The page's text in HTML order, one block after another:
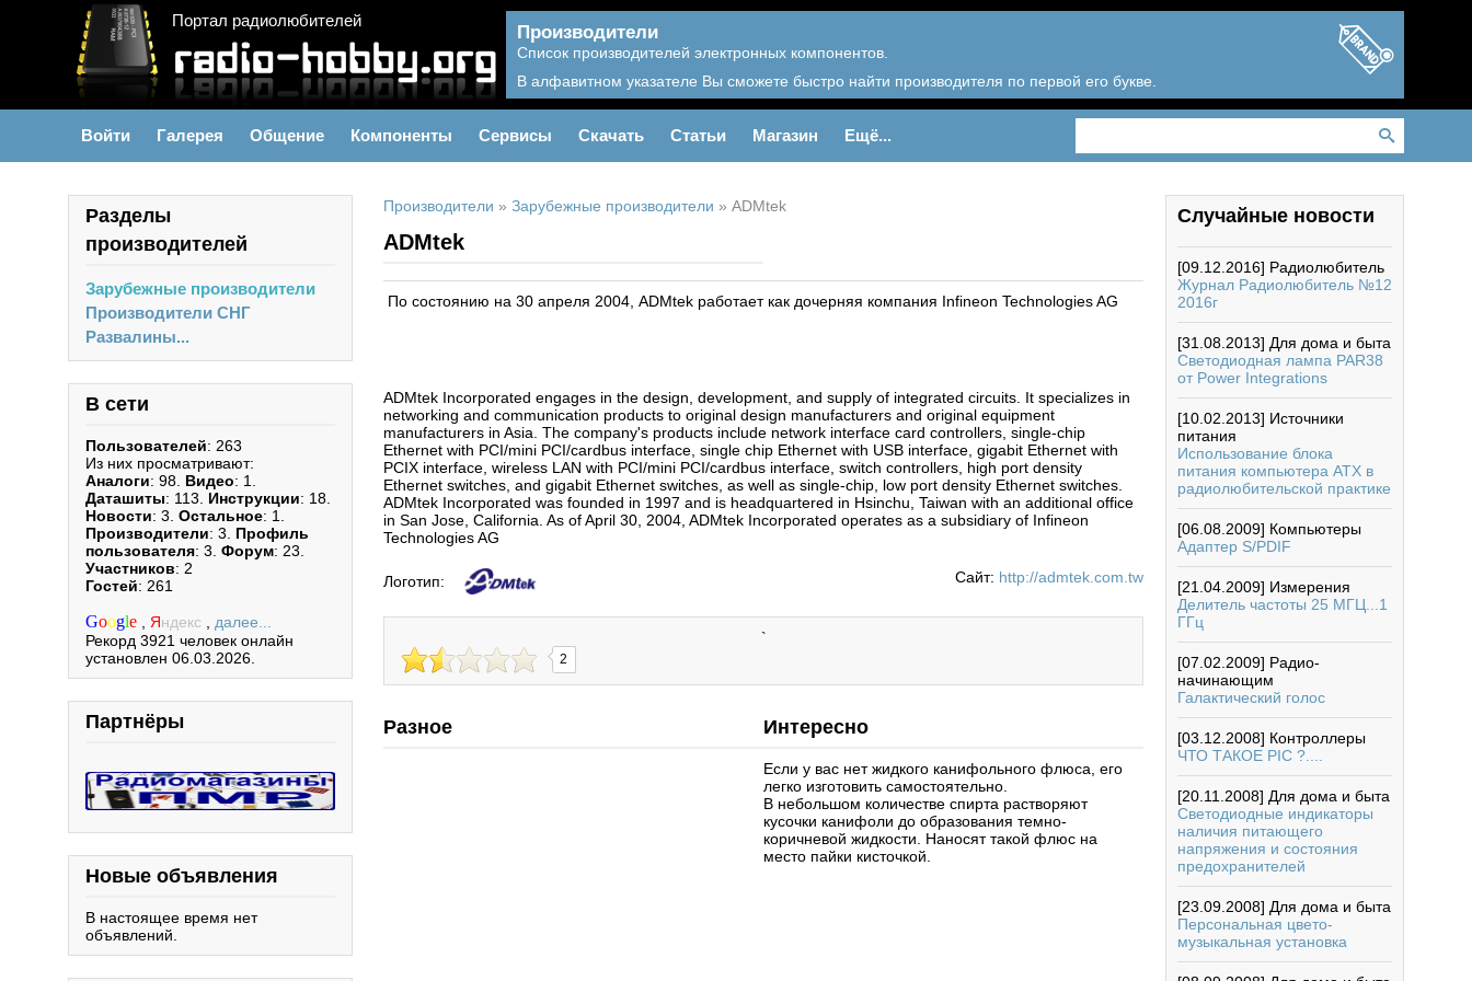
Портал радиолюбителей
Производители
Список производителей электронных компонентов.
В алфавитном указателе Вы сможете быстро найти производителя по первой его букве.
Войти Галерея Общение Компоненты Сервисы Скачать Статьи Магазин Ещё...
Разделы
производителей
Зарубежные производители
Производители СНГ
Развалины...
В сети
Пользователей: 263
Из них просматривают:
Аналоги: 98. Видео: 1.
Даташиты: 113. Инструкции: 18.
Новости: 3. Остальное: 1.
Производители: 3. Профиль
пользователя: 3. Форум: 23.
Участников: 2
Гостей: 261
Google Яндекс
далее...
Рекорд 3921 человек онлайн
установлен 06.03.2026.
Партнёры
Новые объявления
В настоящее время нет
объявлений.
Производители » Зарубежные производители » ADMtek
ADMtek
По состоянию на 30 апреля 2004, ADMtek работает как дочерняя компания Infineon Technologies AG
ADMtek Incorporated engages in the design, development, and supply of integrated circuits. It specializes in
networking and communication products to original design manufacturers and original equipment
manufacturers in Asia. The company's products include network interface card controllers, single-chip
Ethernet with PCI/mini PCI/cardbus interface, single chip Ethernet with USB interface, gigabit Ethernet with
PCIX interface, wireless LAN with PCI/mini PCI/cardbus interface, switch controllers, high port density
Ethernet switches, and gigabit Ethernet switches, as well as single-chip, low port density Ethernet switches.
ADMtek Incorporated was founded in 1997 and is headquartered in Hsinchu, Taiwan with an additional office
in San Jose, California. As of April 30, 2004, ADMtek Incorporated operates as a subsidiary of Infineon
Technologies AG
Логотип: Сайт: http://admtek.com.tw
`
2
Разное Интересно
Если у вас нет жидкого канифольного флюса, его
легко изготовить самостоятельно.
В небольшом количестве спирта растворяют
кусочки канифоли до образования темно-
коричневой жидкости. Наносят такой флюс на
место пайки кисточкой.
Случайные новости
[09.12.2016] Радиолюбитель
Журнал Радиолюбитель №12
2016г
[31.08.2013] Для дома и быта
Светодиодная лампа PAR38
от Power Integrations
[10.02.2013] Источники
питания
Использование блока
питания компьютера АТХ в
радиолюбительской практике
[06.08.2009] Компьютеры
Адаптер S/PDIF
[21.04.2009] Измерения
Делитель частоты 25 МГЦ...1
ГГц
[07.02.2009] Радио-
начинающим
Галактический голос
[03.12.2008] Контроллеры
ЧТО ТАКОЕ PIC ?....
[20.11.2008] Для дома и быта
Светодиодные индикаторы
наличия питающего
напряжения и состояния
предохранителей
[23.09.2008] Для дома и быта
Персональная цвето-
музыкальная установка